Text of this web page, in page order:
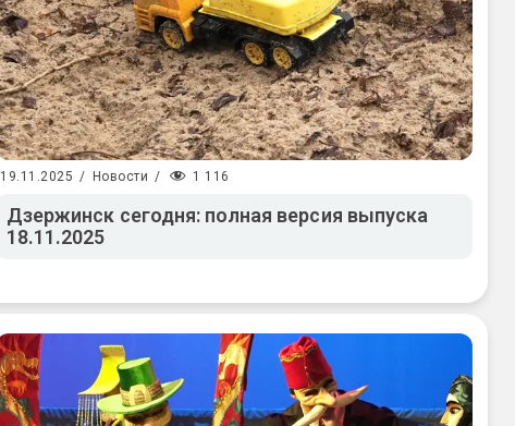
19.11.2025 / Новости / 1 116
Дзержинск сегодня: полная версия выпуска
18.11.2025